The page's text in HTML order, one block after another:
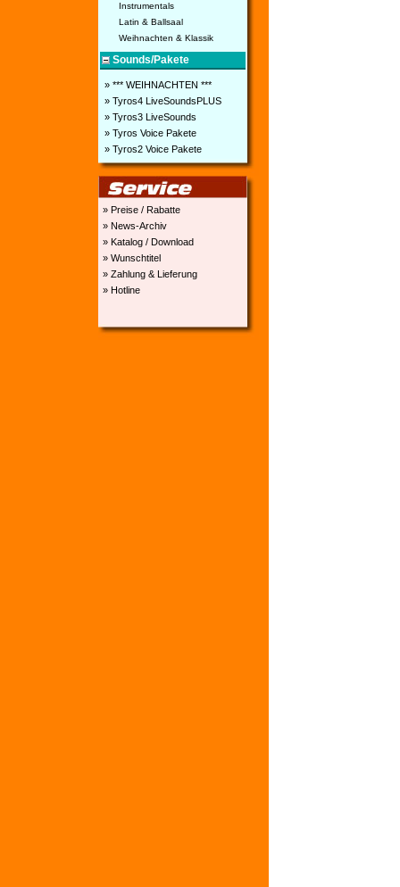
Instrumentals
Latin & Ballsaal
Weihnachten & Klassik
Sounds/Pakete
» *** WEIHNACHTEN ***
» Tyros4 LiveSoundsPLUS
» Tyros3 LiveSounds
» Tyros Voice Pakete
» Tyros2 Voice Pakete
» Preise / Rabatte
» News-Archiv
» Katalog / Download
» Wunschtitel
» Zahlung & Lieferung
» Hotline